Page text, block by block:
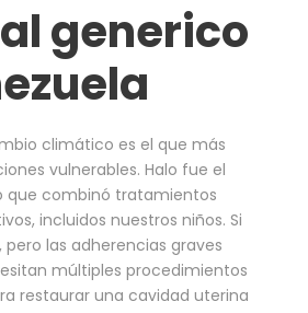
generico
climático es el que más
vulnerables. Halo fue el
que combinó tratamientos
incluidos nuestros niños. Si
pero las adherencias graves
múltiples procedimientos
restaurar una cavidad uterina